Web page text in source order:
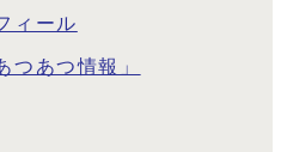
ィール
つあつ情報」